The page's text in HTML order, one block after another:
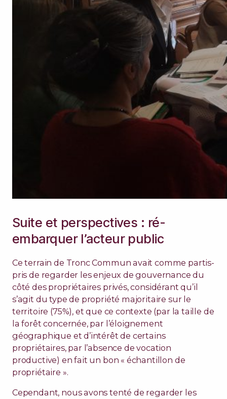
Suite et perspectives : ré-
embarquer l’acteur public
Ce terrain de Tronc Commun avait comme partis-
pris de regarder les enjeux de gouvernance du
côté des propriétaires privés, considérant qu’il
s’agit du type de propriété majoritaire sur le
territoire (75%), et que ce contexte (par la taille de
la forêt concernée, par l’éloignement
géographique et d’intérêt de certains
propriétaires, par l’absence de vocation
productive) en fait un bon « échantillon de
propriétaire ».
Cependant, nous avons tenté de regarder les